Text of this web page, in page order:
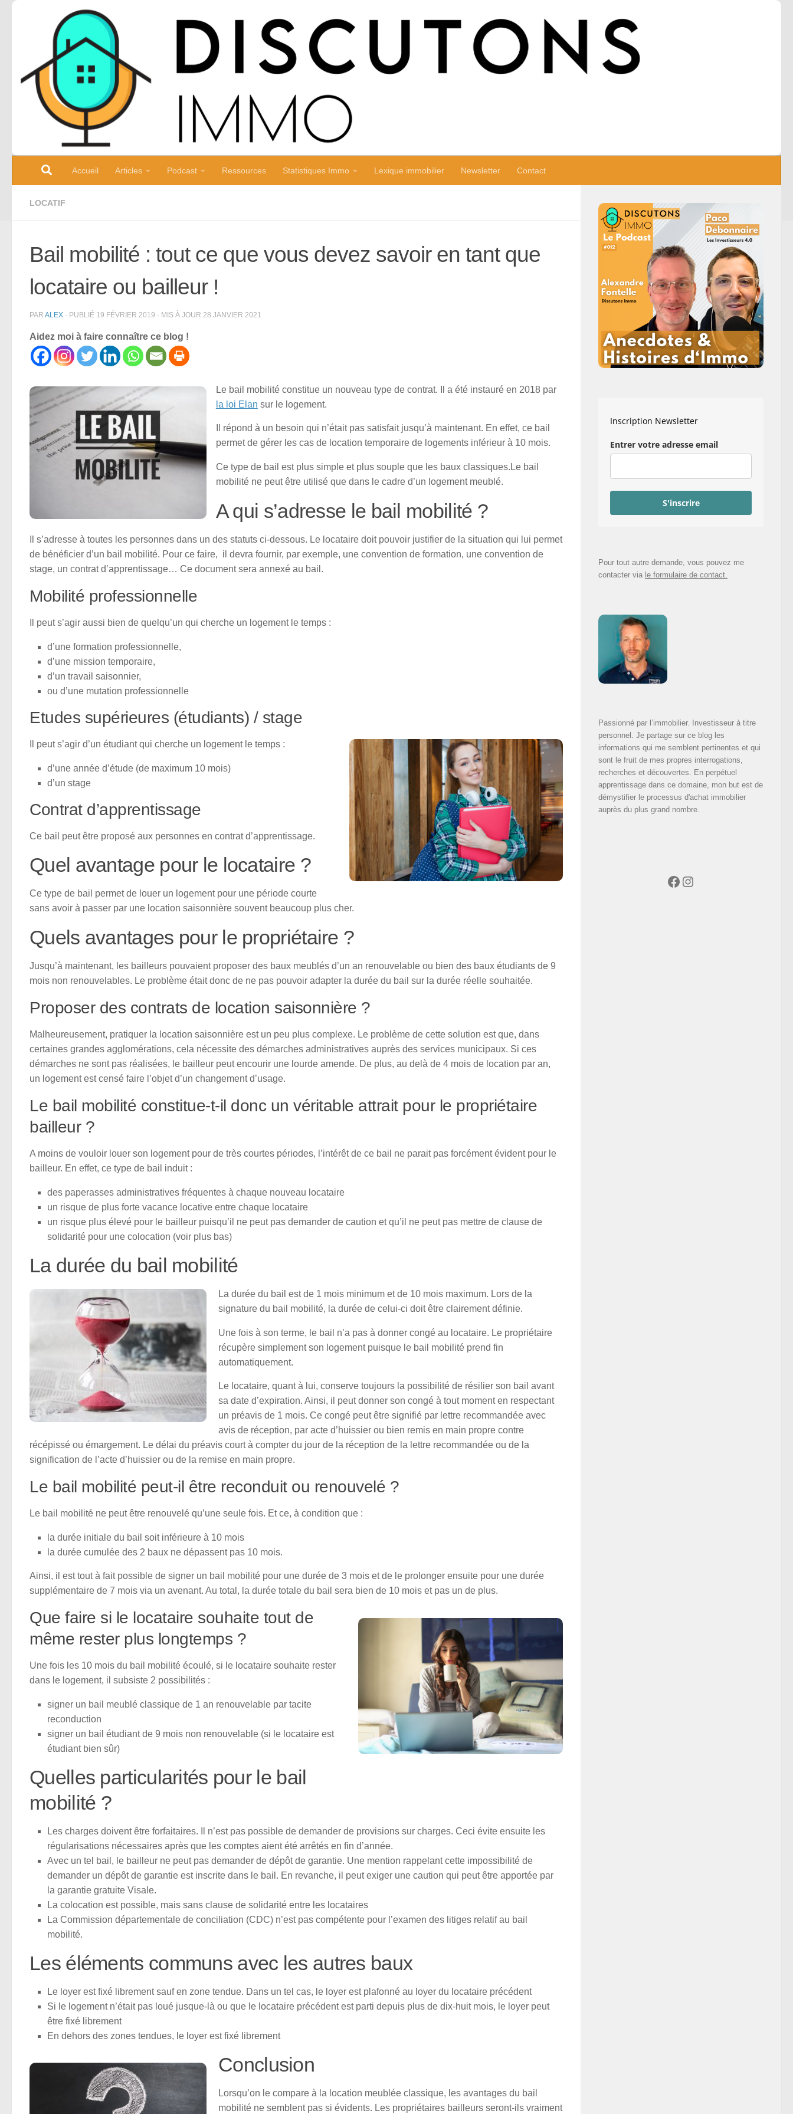
Skip to content
Accueil Articles Podcast Ressources Statistiques Immo Lexique immobilier Newsletter Contact
LOCATIF
Bail mobilité : tout ce que vous devez savoir en tant que
locataire ou bailleur !
PAR ALEX · PUBLIÉ 19 FÉVRIER 2019 · MIS À JOUR 28 JANVIER 2021
Aidez moi à faire connaître ce blog !
Le bail mobilité constitue un nouveau type de contrat. Il a été instauré en 2018 par
la loi Elan sur le logement.
Il répond à un besoin qui n’était pas satisfait jusqu’à maintenant. En effet, ce bail
permet de gérer les cas de location temporaire de logements inférieur à 10 mois.
Ce type de bail est plus simple et plus souple que les baux classiques.Le bail
mobilité ne peut être utilisé que dans le cadre d’un logement meublé.
A qui s’adresse le bail mobilité ?
Il s’adresse à toutes les personnes dans un des statuts ci-dessous. Le locataire doit pouvoir justifier de la situation qui lui permet
de bénéficier d’un bail mobilité. Pour ce faire, il devra fournir, par exemple, une convention de formation, une convention de
stage, un contrat d’apprentissage… Ce document sera annexé au bail.
Mobilité professionnelle
Il peut s’agir aussi bien de quelqu’un qui cherche un logement le temps :
d’une formation professionnelle,
d’une mission temporaire,
d’un travail saisonnier,
ou d’une mutation professionnelle
Etudes supérieures (étudiants) / stage
Il peut s’agir d’un étudiant qui cherche un logement le temps :
d’une année d’étude (de maximum 10 mois)
d’un stage
Contrat d’apprentissage
Ce bail peut être proposé aux personnes en contrat d’apprentissage.
Quel avantage pour le locataire ?
Ce type de bail permet de louer un logement pour une période courte
sans avoir à passer par une location saisonnière souvent beaucoup plus cher.
Quels avantages pour le propriétaire ?
Jusqu’à maintenant, les bailleurs pouvaient proposer des baux meublés d’un an renouvelable ou bien des baux étudiants de 9
mois non renouvelables. Le problème était donc de ne pas pouvoir adapter la durée du bail sur la durée réelle souhaitée.
Proposer des contrats de location saisonnière ?
Malheureusement, pratiquer la location saisonnière est un peu plus complexe. Le problème de cette solution est que, dans
certaines grandes agglomérations, cela nécessite des démarches administratives auprès des services municipaux. Si ces
démarches ne sont pas réalisées, le bailleur peut encourir une lourde amende. De plus, au delà de 4 mois de location par an,
un logement est censé faire l’objet d’un changement d’usage.
Le bail mobilité constitue-t-il donc un véritable attrait pour le propriétaire
bailleur ?
A moins de vouloir louer son logement pour de très courtes périodes, l’intérêt de ce bail ne parait pas forcément évident pour le
bailleur. En effet, ce type de bail induit :
des paperasses administratives fréquentes à chaque nouveau locataire
un risque de plus forte vacance locative entre chaque locataire
un risque plus élevé pour le bailleur puisqu’il ne peut pas demander de caution et qu’il ne peut pas mettre de clause de
solidarité pour une colocation (voir plus bas)
La durée du bail mobilité
La durée du bail est de 1 mois minimum et de 10 mois maximum. Lors de la
signature du bail mobilité, la durée de celui-ci doit être clairement définie.
Une fois à son terme, le bail n’a pas à donner congé au locataire. Le propriétaire
récupère simplement son logement puisque le bail mobilité prend fin
automatiquement.
Le locataire, quant à lui, conserve toujours la possibilité de résilier son bail avant
sa date d’expiration. Ainsi, il peut donner son congé à tout moment en respectant
un préavis de 1 mois. Ce congé peut être signifié par lettre recommandée avec
avis de réception, par acte d’huissier ou bien remis en main propre contre
récépissé ou émargement. Le délai du préavis court à compter du jour de la réception de la lettre recommandée ou de la
signification de l’acte d’huissier ou de la remise en main propre.
Le bail mobilité peut-il être reconduit ou renouvelé ?
Le bail mobilité ne peut être renouvelé qu’une seule fois. Et ce, à condition que :
la durée initiale du bail soit inférieure à 10 mois
la durée cumulée des 2 baux ne dépassent pas 10 mois.
Ainsi, il est tout à fait possible de signer un bail mobilité pour une durée de 3 mois et de le prolonger ensuite pour une durée
supplémentaire de 7 mois via un avenant. Au total, la durée totale du bail sera bien de 10 mois et pas un de plus.
Que faire si le locataire souhaite tout de
même rester plus longtemps ?
Une fois les 10 mois du bail mobilité écoulé, si le locataire souhaite rester
dans le logement, il subsiste 2 possibilités :
signer un bail meublé classique de 1 an renouvelable par tacite
reconduction
signer un bail étudiant de 9 mois non renouvelable (si le locataire est
étudiant bien sûr)
Quelles particularités pour le bail
mobilité ?
Les charges doivent être forfaitaires. Il n’est pas possible de demander de provisions sur charges. Ceci évite ensuite les
régularisations nécessaires après que les comptes aient été arrêtés en fin d’année.
Avec un tel bail, le bailleur ne peut pas demander de dépôt de garantie. Une mention rappelant cette impossibilité de
demander un dépôt de garantie est inscrite dans le bail. En revanche, il peut exiger une caution qui peut être apportée par
la garantie gratuite Visale.
La colocation est possible, mais sans clause de solidarité entre les locataires
La Commission départementale de conciliation (CDC) n’est pas compétente pour l’examen des litiges relatif au bail
mobilité.
Les éléments communs avec les autres baux
Le loyer est fixé librement sauf en zone tendue. Dans un tel cas, le loyer est plafonné au loyer du locataire précédent
Si le logement n’était pas loué jusque-là ou que le locataire précédent est parti depuis plus de dix-huit mois, le loyer peut
être fixé librement
En dehors des zones tendues, le loyer est fixé librement
Conclusion
Lorsqu’on le compare à la location meublée classique, les avantages du bail
mobilité ne semblent pas si évidents. Les propriétaires bailleurs seront-ils vraiment
Inscription Newsletter
Entrer votre adresse email
S'inscrire
Pour tout autre demande, vous pouvez me
contacter via le formulaire de contact.
Passionné par l’immobilier. Investisseur à titre
personnel. Je partage sur ce blog les
informations qui me semblent pertinentes et qui
sont le fruit de mes propres interrogations,
recherches et découvertes. En perpétuel
apprentissage dans ce domaine, mon but est de
démystifier le processus d'achat immobilier
auprès du plus grand nombre.
Facebook
Instagram